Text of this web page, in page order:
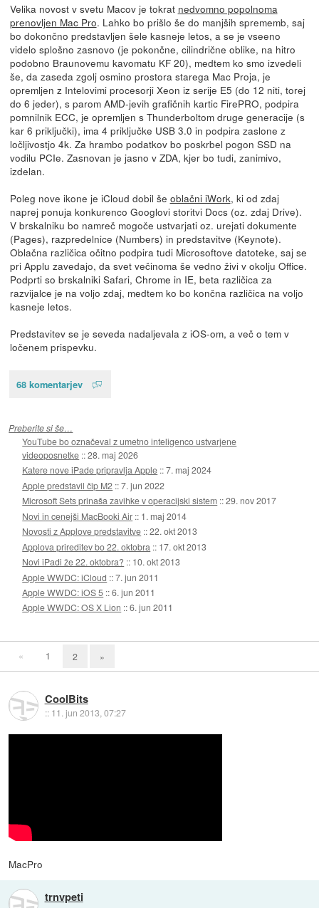
Velika novost v svetu Macov je tokrat nedvomno popolnoma
prenovljen Mac Pro. Lahko bo prišlo še do manjših sprememb, saj
bo dokončno predstavljen šele kasneje letos, a se je vseeno
videlo splošno zasnovo (je pokončne, cilindrične oblike, na hitro
podobno Braunovemu kavomatu KF 20), medtem ko smo izvedeli
še, da zaseda zgolj osmino prostora starega Mac Proja, je
opremljen z Intelovimi procesorji Xeon iz serije E5 (do 12 niti, torej
do 6 jeder), s parom AMD-jevih grafičnih kartic FirePRO, podpira
pomnilnik ECC, je opremljen s Thunderboltom druge generacije (s
kar 6 priključki), ima 4 priključke USB 3.0 in podpira zaslone z
ločljivostjo 4k. Za hrambo podatkov bo poskrbel pogon SSD na
vodilu PCIe. Zasnovan je jasno v ZDA, kjer bo tudi, zanimivo,
izdelan.
Poleg nove ikone je iCloud dobil še oblačni iWork, ki od zdaj
naprej ponuja konkurenco Googlovi storitvi Docs (oz. zdaj Drive).
V brskalniku bo namreč mogoče ustvarjati oz. urejati dokumente
(Pages), razpredelnice (Numbers) in predstavitve (Keynote).
Oblačna različica očitno podpira tudi Microsoftove datoteke, saj se
pri Applu zavedajo, da svet večinoma še vedno živi v okolju Office.
Podprti so brskalniki Safari, Chrome in IE, beta različica za
razvijalce je na voljo zdaj, medtem ko bo končna različica na voljo
kasneje letos.
Predstavitev se je seveda nadaljevala z iOS-om, a več o tem v
ločenem prispevku.
68 komentarjev
Preberite si še…
YouTube bo označeval z umetno inteligenco ustvarjene
videoposnetke ::28. maj 2026
Katere nove iPade pripravlja Apple ::7. maj 2024
Apple predstavil čip M2 ::7. jun 2022
Microsoft Sets prinaša zavihke v operacijski sistem ::29. nov 2017
Novi in cenejši MacBooki Air :: 1. maj 2014
Novosti z Applove predstavitve ::22. okt 2013
Applova prireditev bo 22. oktobra :: 17. okt 2013
Novi iPadi že 22. oktobra? :: 10. okt 2013
Apple WWDC: iCloud ::7. jun 2011
Apple WWDC: iOS 5 ::6. jun 2011
Apple WWDC: OS X Lion ::6. jun 2011
« 1 2 »
CoolBits
:: 11. jun 2013, 07:27
MacPro
trnvpeti